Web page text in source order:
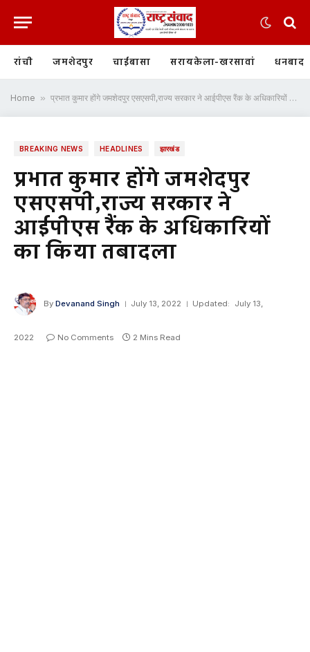
रांची जमशेदपुर चाईबासा सरायकेला-खरसावां धनबाद
Home » प्रभात कुमार होंगे जमशेदपुर एसएसपी,राज्य सरकार ने आईपीएस रैंक के अधिकारियों का किया तबादला
BREAKING NEWS HEADLINES झारखंड
प्रभात कुमार होंगे जमशेदपुर
एसएसपी,राज्य सरकार ने
आईपीएस रैंक के अधिकारियों
का किया तबादला
By Devanand Singh July 13, 2022 Updated: July 13,
2022 No Comments 2 Mins Read